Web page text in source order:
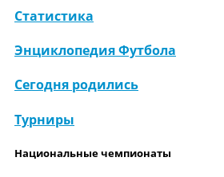
Статистика
Энциклопедия Футбола
Сегодня родились
Турниры
Национальные чемпионаты